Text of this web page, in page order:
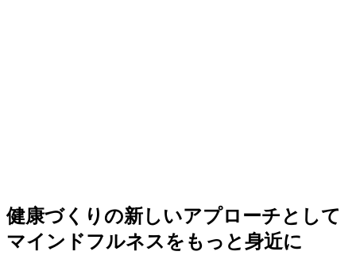
健康づくりの新しいアプローチとして
マインドフルネスをもっと身近に